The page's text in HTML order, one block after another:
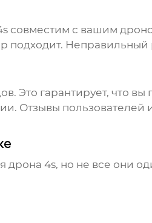
совместим с вашим
подходит.
гарантирует, что вы
Отзывы
дрона 4s, но не все они